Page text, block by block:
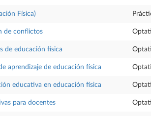
Física)
de conflictos
de educación física
aprendizaje de educación física
educativa en educación física
para docentes